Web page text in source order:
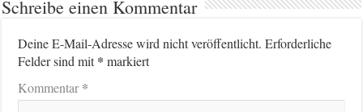
Schreibe einen Kommentar
Deine E-Mail-Adresse wird nicht veröffentlicht. Erforderliche
Felder sind mit* markiert
Kommentar*